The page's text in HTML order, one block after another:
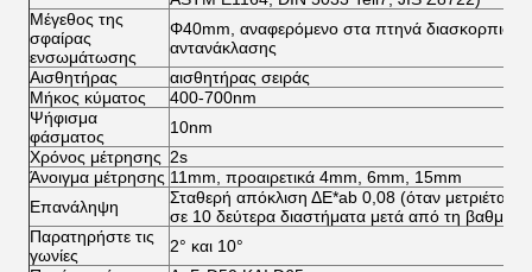
Μέγεθος της
σφαίρας
ενσωμάτωσης
Φ40mm, αναφερόμενο στα πτηνά
αντανάκλασης
Αισθητήρας
αισθητήρας σειράς
Μήκος κύματος
400-700nm
Ψήφισμα
φάσματος
10nm
Χρόνος μέτρησης 2s
Άνοιγμα μέτρησης 11mm, προαιρετικά 4mm, 6mm, 15mm
Επανάληψη
Σταθερή απόκλιση ΔE*ab 0,08 (όταν μετριέται
σε 10 δεύτερα διαστήματα μετά από τη
Παρατηρήστε τις
γωνίες
2° και 10°